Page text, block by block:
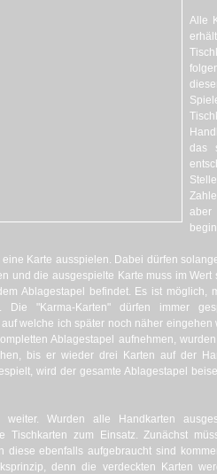
Alle
das
Karte ausspielen. Dabei dürfen
und die ausgespielte Karte muss im
Ablagestapel befindet. Es ist möglich,
Die "Karma-Karten" dürfen immer
welche ich später noch näher
Ablagestapel aufnehmen,
bis er wieder drei Karten auf der
wird der gesamte Ablagestapel
Wurden alle Handkarten
Tischkarten zum Einsatz. Zunächst
diese ebenfalls aufgebraucht sind
denn die verdeckten Karten